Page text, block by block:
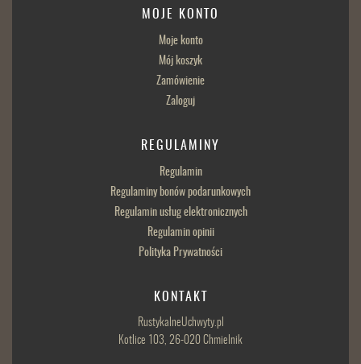
MOJE KONTO
Moje konto
Mój koszyk
Zamówienie
Zaloguj
REGULAMINY
Regulamin
Regulaminy bonów podarunkowych
Regulamin usług elektronicznych
Regulamin opinii
Polityka Prywatności
KONTAKT
RustykalneUchwyty.pl
Kotlice 103, 26-020 Chmielnik